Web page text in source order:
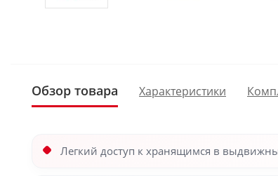
Обзор товара Характеристики
Легкий доступ к хранящимся в